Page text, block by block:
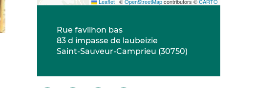
Rue favilhon bas
83 d impasse de laubeizie
Saint-Sauveur-Camprieu (30750)